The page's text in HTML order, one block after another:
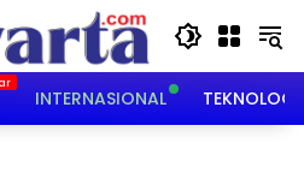
INTERNASIONAL TEKNOLOGI